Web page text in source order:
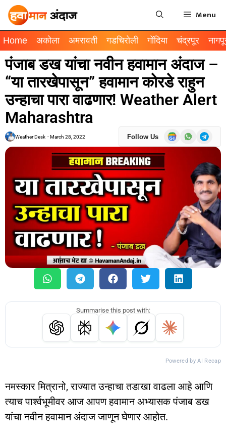
Menu
Home अकोला अमरावती गडचिरोली गोंदिया चंद्रपूर
पंजाब डख यांचा नवीन हवामान अंदाज –
“या तारखेपासून” हवामान कोरडे राहुन
उन्हाचा पारा वाढणार! Weather Alert
Maharashtra
Weather Desk -March 28, 2022 Follow Us
Summarise this post with:
Powered by AI Recap
नमस्कार मित्रानो, राज्यात उन्हाचा तडाखा वाढला आहे आणि
त्याच पार्श्वभूमीवर आज आपण हवामान अभ्यासक पंजाब डख
यांचा नवीन हवामान अंदाज जाणून घेणार आहोत.